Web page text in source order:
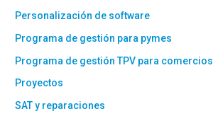
Personalización de software
Programa de gestión para pymes
Programa de gestión TPV para comercios
Proyectos
SAT y reparaciones